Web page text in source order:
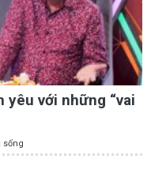
yêu với những “vai
sống